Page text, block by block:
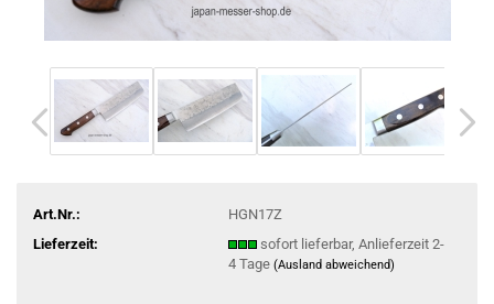
Art.Nr.:
HGN17Z
Lieferzeit:
sofort lieferbar, Anlieferzeit 2-
4 Tage (Ausland abweichend)